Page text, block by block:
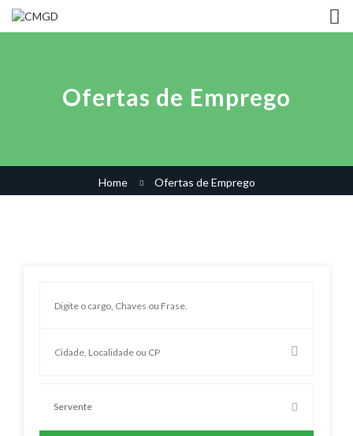
Ofertas de Emprego
Home Ofertas de Emprego